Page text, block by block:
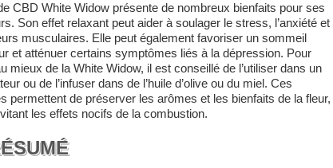
CBD White Widow présente de nombreux bienfaits pour ses
Son effet relaxant peut aider à soulager le stress, l’anxiété et
musculaires. Elle peut également favoriser un sommeil
et atténuer certains symptômes liés à la dépression. Pour
mieux de la White Widow, il est conseillé de l’utiliser dans un
ou de l’infuser dans de l’huile d’olive ou du miel. Ces
permettent de préserver les arômes et les bienfaits de la fleur,
les effets nocifs de la combustion.